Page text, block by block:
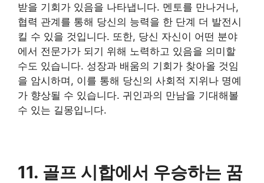
받을 기회가 있음을 나타냅니다. 멘토를 만나거나,
협력 관계를 통해 당신의 능력을 한 단계 더 발전시
킬 수 있을 것입니다. 또한, 당신 자신이 어떤 분야
에서 전문가가 되기 위해 노력하고 있음을 의미할
수도 있습니다. 성장과 배움의 기회가 찾아올 것임
을 암시하며, 이를 통해 당신의 사회적 지위나 명예
가 향상될 수 있습니다. 귀인과의 만남을 기대해볼
수 있는 길몽입니다.
11. 골프 시합에서 우승하는 꿈